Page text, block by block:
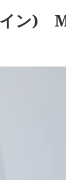
イン)